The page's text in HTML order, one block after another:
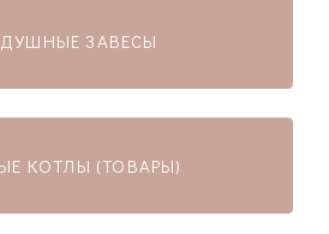
ЗАВЕСЫ
КОТЛЫ (ТОВАРЫ)